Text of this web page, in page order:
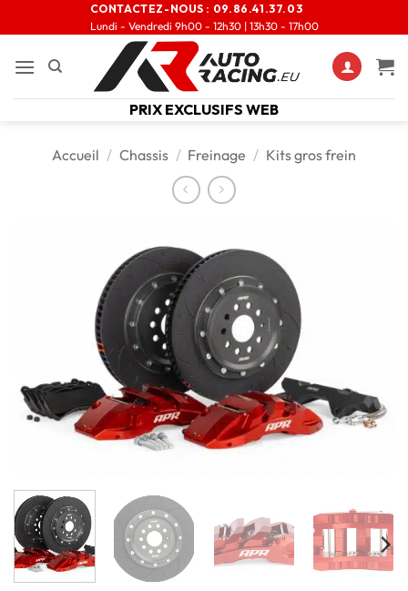
CONTACTEZ-NOUS : 09.86.41.37.03
Lundi - Vendredi 9h00 - 12h30 | 13h30 - 17h00
PRIX EXCLUSIFS WEB
Accueil / Chassis / Freinage / Kits gros frein